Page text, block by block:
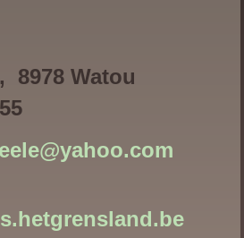
8978 Watou